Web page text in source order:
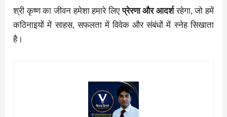
श्री कृष्ण का जीवन हमेशा हमारे लिएप्रेरणा और आदर्शरहेगा, जो हमें
कठिनाइयों में साहस, सफलता में विवेक और संबंधों में स्नेह सिखाता
है।